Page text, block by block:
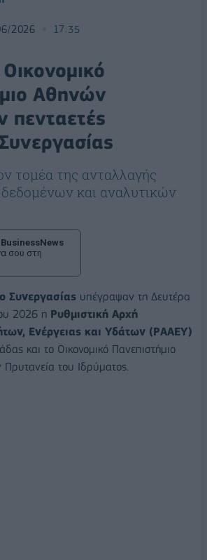
2026 17:35
Αθηνών
πενταετές
τομέα της ανταλλαγής
και αναλυτικών
BusinessNews
σου στη
Συνεργασίας υπέγραψαν τη Δευτέρα
2026 η Ρυθμιστική Αρχή
Ενέργειας και Υδάτων (ΡAAEY)
και το Οικονομικό Πανεπιστήμιο
Πρυτανεία του Ιδρύματος.